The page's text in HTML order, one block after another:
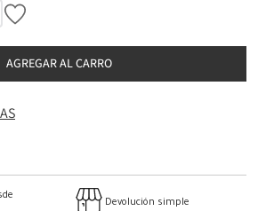
AGREGAR AL CARRO
Devolución simple